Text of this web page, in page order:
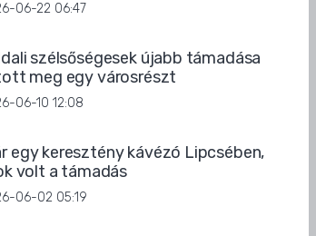
06-22 06:47
szélsőségesek újabb támadása
meg egy városrészt
06-10 12:08
egy keresztény kávézó Lipcsében,
volt a támadás
06-02 05:19